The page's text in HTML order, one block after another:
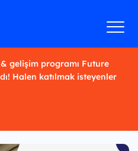
gelişim programı Future
Halen katılmak isteyenler